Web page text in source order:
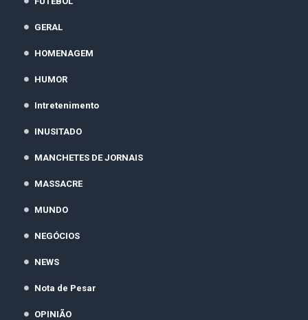
GERAL
HOMENAGEM
HUMOR
Intretenimento
INUSITADO
MANCHETES DE JORNAIS
MASSACRE
MUNDO
NEGÓCIOS
NEWS
Nota de Pesar
OPINIÃO